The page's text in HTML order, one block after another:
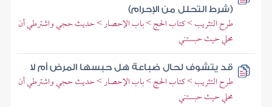
(شرط التحلل من الإحرام)
طرح التثريب > كتاب الحج > باب الإحصار > حديث حجي واشترطي أن
محلي حيث حبستني
قد يتشوف لحال ضباعة هل حبسها المرض أم لا
طرح التثريب > كتاب الحج > باب الإحصار > حديث حجي واشترطي أن
محلي حيث حبستني